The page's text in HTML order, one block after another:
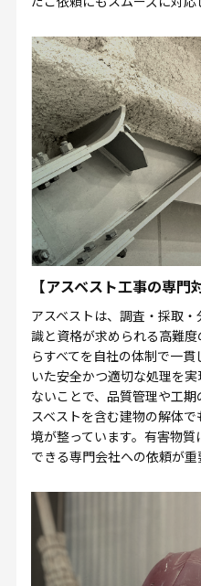
【アスベスト工事の専門
アスベストは、調査・採取
識と資格が求められる高難
らすべてを自社の体制で一
いた安全かつ適切な処理を
ないことで、品質管理や工
スベストを含む建物の解体
境が整っています。有害物
できる専門会社への依頼が重